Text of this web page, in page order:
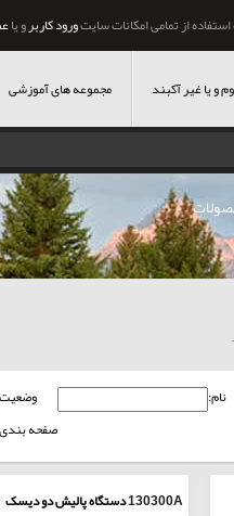
از تمامی امکانات سایتورود کاربرو یا
و یا غیر آکبند مجموعه های آموزشی
نام:
صفحه
130300Aدستگاه پالیش دو دیسک